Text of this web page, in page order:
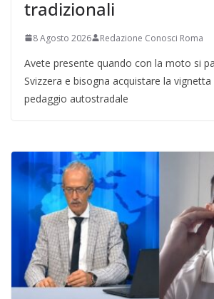
tradizionali
8 Agosto 2026 Redazione Conosci Roma
Avete presente quando con la moto si
Svizzera e bisogna acquistare la
pedaggio autostradale